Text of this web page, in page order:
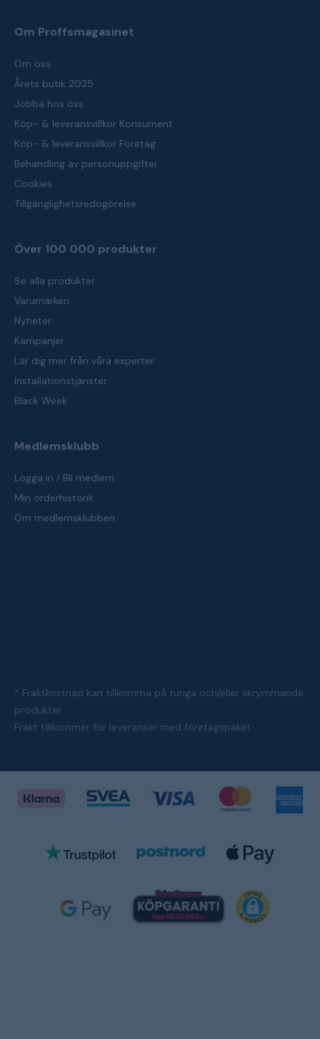
Om Proffsmagasinet
Om oss
Årets butik 2025
Jobba hos oss
Köp- & leveransvillkor Konsument
Köp- & leveransvillkor Företag
Behandling av personuppgifter
Cookies
Tillgänglighetsredogörelse
Över 100 000 produkter
Se alla produkter
Varumärken
Nyheter
Kampanjer
Lär dig mer från våra experter
Installationstjänster
Black Week
Medlemsklubb
Logga in / Bli medlem
Min orderhistorik
Om medlemsklubben
* Fraktkostnad kan tillkomma på tunga och/eller skrymmande
produkter
Frakt tillkommer för leveranser med företagspaket